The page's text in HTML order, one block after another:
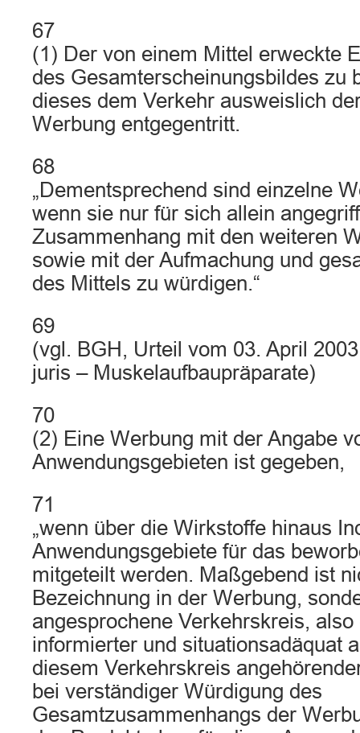
67
(1) Der von einem Mittel erweckte
des Gesamterscheinungsbildes zu
dieses dem Verkehr ausweislich
Werbung entgegentritt.
68
„Dementsprechend sind einzelne
wenn sie nur für sich allein
Zusammenhang mit den weiteren
sowie mit der Aufmachung und
des Mittels zu würdigen.“
69
(vgl. BGH, Urteil vom 03. April
juris – Muskelaufbaupräparate)
70
(2) Eine Werbung mit der Angabe
Anwendungsgebieten ist gegeben,
71
„wenn über die Wirkstoffe hinaus
Anwendungsgebiete für das
mitgeteilt werden. Maßgebend ist
Bezeichnung in der Werbung,
angesprochene Verkehrskreis,
informierter und situationsadäquat
diesem Verkehrskreis
bei verständiger Würdigung des
Gesamtzusammenhangs der